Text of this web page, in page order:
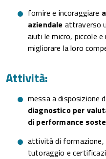
fornire e incoraggiare
aziendale attraverso
aiuti le micro, piccole
migliorare la loro
Attività:
messa a disposizione
diagnostico per
di performance
attività di formazione,
tutoraggio e